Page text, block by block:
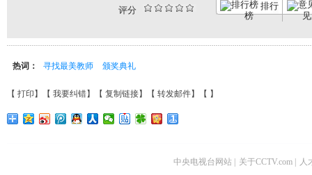
评分
排行
榜
热词： 寻找最美教师 颁奖典礼
【 打印 】【 我要纠错】【 复制链接】【 转发邮件】【 】
中央电视台网站 关于CCTV.com 人